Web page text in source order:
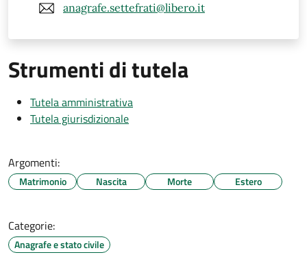
anagrafe.settefrati@libero.it
Strumenti di tutela
Tutela amministrativa
Tutela giurisdizionale
Argomenti:
Matrimonio Nascita Morte Estero
Categorie:
Anagrafe e stato civile